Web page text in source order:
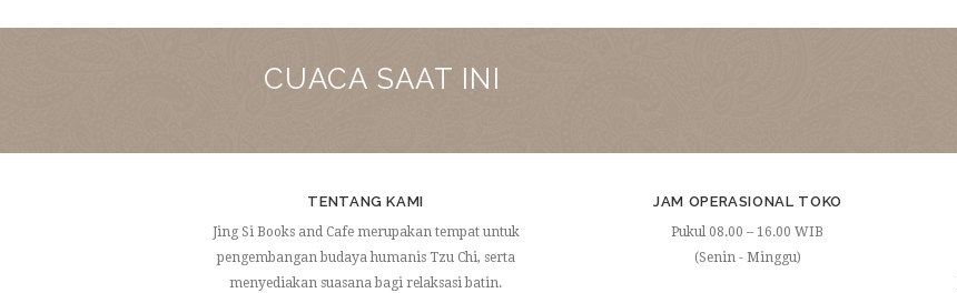
CUACA SAAT INI
TENTANG KAMI
Jing Si Books and Cafe merupakan tempat untuk
pengembangan budaya humanis Tzu Chi, serta
menyediakan suasana bagi relaksasi batin.
JAM OPERASIONAL TOKO
Pukul 08.00 – 16.00 WIB
(Senin - Minggu)